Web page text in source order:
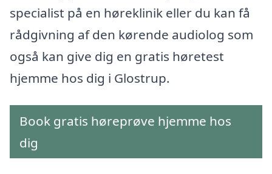
specialist på en høreklinik eller du kan få
rådgivning af den kørende audiolog som
også kan give dig en gratis høretest
hjemme hos dig i Glostrup.
Book gratis høreprøve hjemme hos
dig